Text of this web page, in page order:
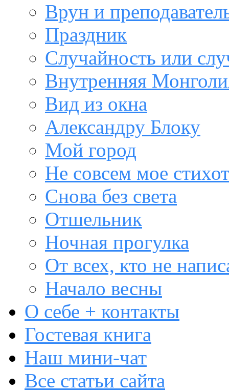
Врун и
Праздник
Случайность или
Внутренняя
Вид из окна
Александру Блоку
Мой город
Не совсем мое
Снова без света
Отшельник
Ночная прогулка
От всех, кто не
Начало весны
О себе + контакты
Гостевая книга
Наш мини-чат
Все статьи сайта